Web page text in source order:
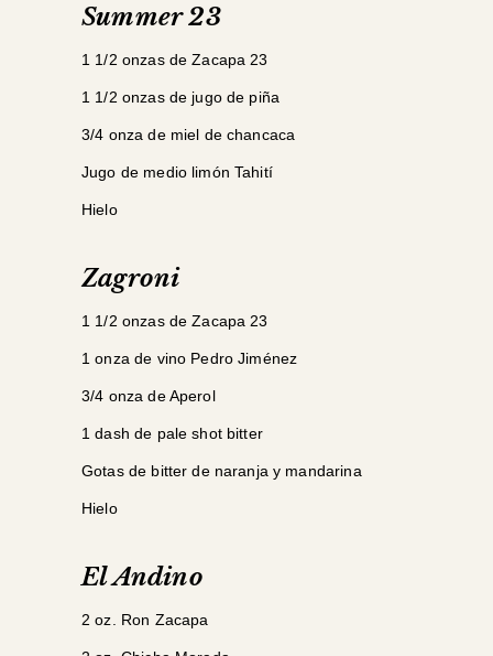
Summer 23
1 1/2 onzas de Zacapa 23
1 1/2 onzas de jugo de piña
3/4 onza de miel de chancaca
Jugo de medio limón Tahití
Hielo
Zagroni
1 1/2 onzas de Zacapa 23
1 onza de vino Pedro Jiménez
3/4 onza de Aperol
1 dash de pale shot bitter
Gotas de bitter de naranja y mandarina
Hielo
El Andino
2 oz. Ron Zacapa